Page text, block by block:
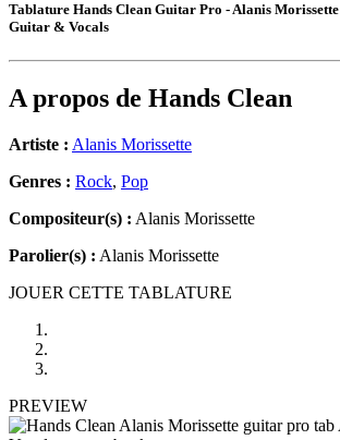
Tablature Hands Clean Guitar Pro - Alanis Morissette
Guitar & Vocals
A propos de Hands Clean
Artiste : Alanis Morissette
Genres : Rock, Pop
Compositeur(s) : Alanis Morissette
Parolier(s) : Alanis Morissette
JOUER CETTE TABLATURE
PREVIEW